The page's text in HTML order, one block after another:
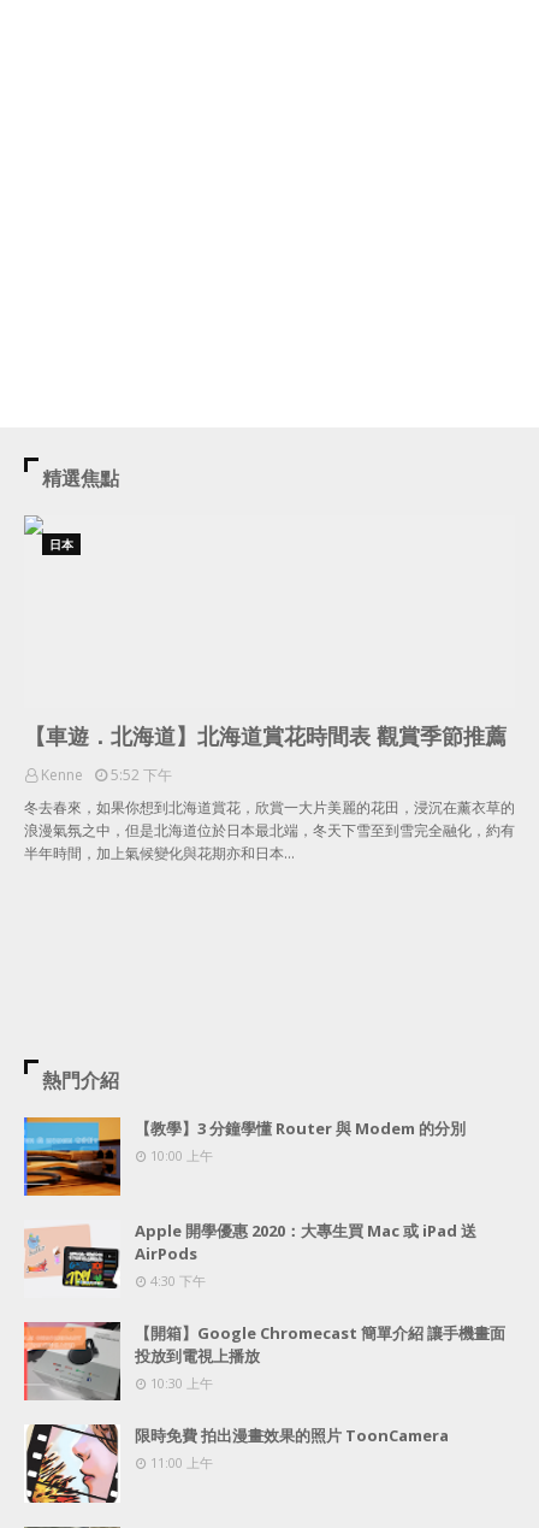
精選焦點
日本
【車遊．北海道】北海道賞花時間表 觀賞季節推薦
Kenne
5:52 下午
冬去春來，如果你想到北海道賞花，欣賞一大片美麗的花田，浸沉在薰衣草的
浪漫氣氛之中，但是北海道位於日本最北端，冬天下雪至到雪完全融化，約有
半年時間，加上氣候變化與花期亦和日本…
熱門介紹
【教學】3 分鐘學懂 Router 與 Modem 的分別
10:00 上午
Apple 開學優惠 2020：大專生買 Mac 或 iPad 送
AirPods
4:30 下午
【開箱】Google Chromecast 簡單介紹 讓手機畫面
投放到電視上播放
10:30 上午
限時免費 拍出漫畫效果的照片 ToonCamera
11:00 上午